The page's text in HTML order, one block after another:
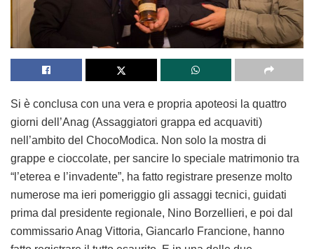
Si è conclusa con una vera e propria apoteosi la quattro
giorni dell’Anag (Assaggiatori grappa ed acquaviti)
nell’ambito del ChocoModica. Non solo la mostra di
grappe e cioccolate, per sancire lo speciale matrimonio tra
“l’eterea e l’invadente”, ha fatto registrare presenze molto
numerose ma ieri pomeriggio gli assaggi tecnici, guidati
prima dal presidente regionale, Nino Borzellieri, e poi dal
commissario Anag Vittoria, Giancarlo Francione, hanno